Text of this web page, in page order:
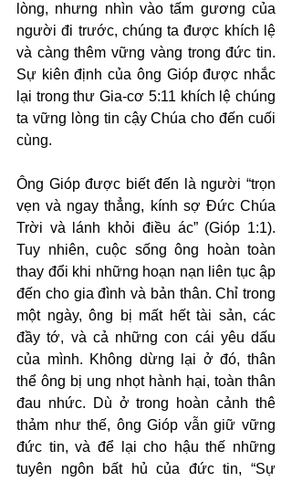
lòng, nhưng nhìn vào tấm gương của
người đi trước, chúng ta được khích lệ
và càng thêm vững vàng trong đức tin.
Sự kiên định của ông Gióp được nhắc
lại trong thư Gia-cơ 5:11 khích lệ chúng
ta vững lòng tin cậy Chúa cho đến cuối
cùng.
Ông Gióp được biết đến là người “trọn
vẹn và ngay thẳng, kính sợ Đức Chúa
Trời và lánh khỏi điều ác” (Gióp 1:1).
Tuy nhiên, cuộc sống ông hoàn toàn
thay đổi khi những hoạn nạn liên tục ập
đến cho gia đình và bản thân. Chỉ trong
một ngày, ông bị mất hết tài sản, các
đầy tớ, và cả những con cái yêu dấu
của mình. Không dừng lại ở đó, thân
thể ông bị ung nhọt hành hại, toàn thân
đau nhức. Dù ở trong hoàn cảnh thê
thảm như thế, ông Gióp vẫn giữ vững
đức tin, và để lại cho hậu thế những
tuyên ngôn bất hủ của đức tin, “Sự